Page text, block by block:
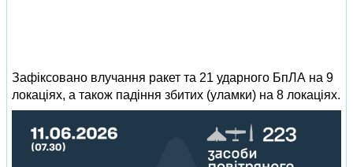
Зафіксовано влучання ракет та 21 ударного БпЛА на 9
локаціях, а також падіння збитих (уламки) на 8 локаціях.